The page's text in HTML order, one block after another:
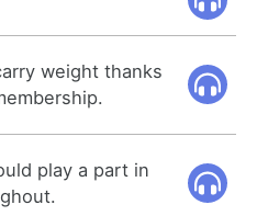
weight thanks
play a part in